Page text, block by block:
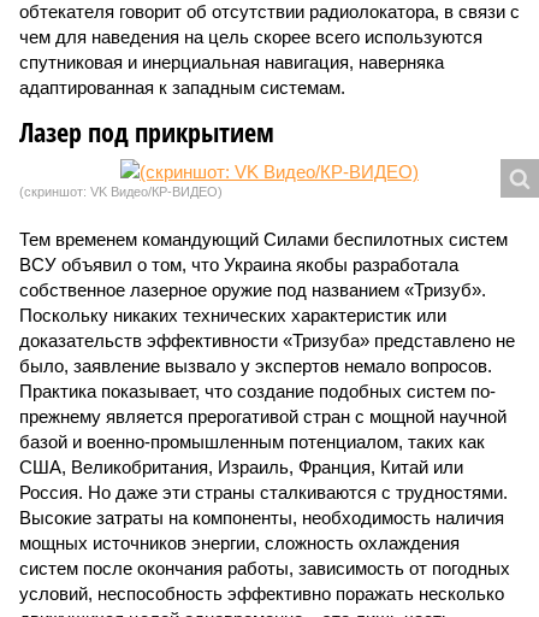
обтекателя говорит об отсутствии радиолокатора, в связи с
чем для наведения на цель скорее всего используются
спутниковая и инерциальная навигация, наверняка
адаптированная к западным системам.
Лазер под прикрытием
(скриншот: VK Видео/КР-ВИДЕО)
Тем временем командующий Силами беспилотных систем
ВСУ объявил о том, что Украина якобы разработала
собственное лазерное оружие под названием «Тризуб».
Поскольку никаких технических характеристик или
доказательств эффективности «Тризуба» представлено не
было, заявление вызвало у экспертов немало вопросов.
Практика показывает, что создание подобных систем по-
прежнему является прерогативой стран с мощной научной
базой и военно-промышленным потенциалом, таких как
США, Великобритания, Израиль, Франция, Китай или
Россия. Но даже эти страны сталкиваются с трудностями.
Высокие затраты на компоненты, необходимость наличия
мощных источников энергии, сложность охлаждения
систем после окончания работы, зависимость от погодных
условий, неспособность эффективно поражать несколько